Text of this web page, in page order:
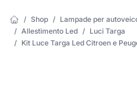
/ Shop / Lampade per
/ Allestimento Led / Luci Targa
/ Kit Luce Targa Led Citroen e